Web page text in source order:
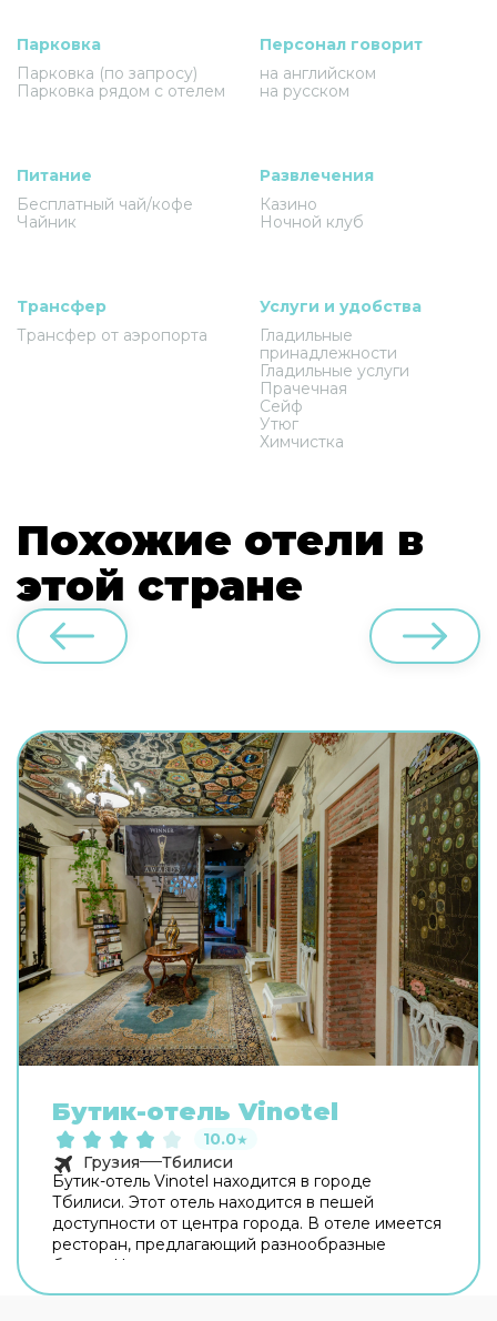
Парковка
Парковка (по запросу)
Парковка рядом с отелем
Персонал говорит
на английском
на русском
Питание
Бесплатный чай/кофе
Чайник
Развлечения
Казино
Ночной клуб
Трансфер
Трансфер от аэропорта
Услуги и удобства
Гладильные
принадлежности
Гладильные услуги
Прачечная
Сейф
Утюг
Химчистка
Похожие отели в
этой стране
Бутик-отель Vinotel
10.0★
Грузия
Тбилиси
Бутик-отель Vinotel находится в городе
Тбилиси. Этот отель находится в пешей
доступности от центра города. В отеле имеется
ресторан, предлагающий разнообразные
блюда. На территории отеля предоставляется